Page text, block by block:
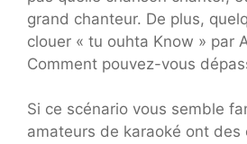
grand chanteur. De plus,
clouer « tu ouhta Know » par
Comment pouvez-vous
Si ce scénario vous semble
amateurs de karaoké ont des